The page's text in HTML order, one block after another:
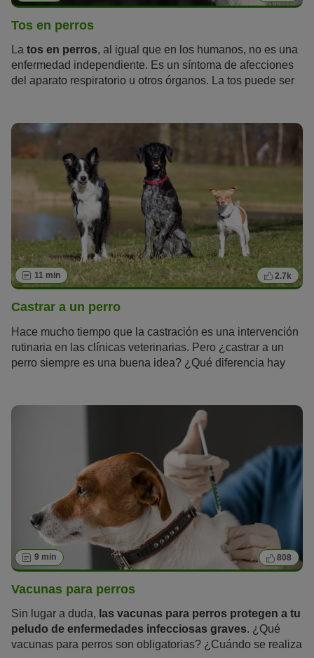
Tos en perros
La tos en perros, al igual que en los humanos, no es una
enfermedad independiente. Es un síntoma de afecciones
del aparato respiratorio u otros órganos. La tos puede ser
A menudo la tos puede confundirse con vómitos o
regurgitación, estornudos inversos, asfixia o jadeos
intensos. Podemos diferenciar entre tos irritativa sin
expulsión (tos no productiva) y tos húmeda con expulsión
(tos productiva). Ambos tipos de tos pueden ser crónicos o
11 min 2.7k
Castrar a un perro
Hace mucho tiempo que la castración es una intervención
rutinaria en las clínicas veterinarias. Pero ¿castrar a un
perro siempre es una buena idea? ¿Qué diferencia hay
los pros y contras de castrar a un perro.
9 min 808
Vacunas para perros
Sin lugar a duda, las vacunas para perros protegen a tu
peludo de enfermedades infecciosas graves. ¿Qué
vacunas para perros son obligatorias? ¿Cuándo se realiza